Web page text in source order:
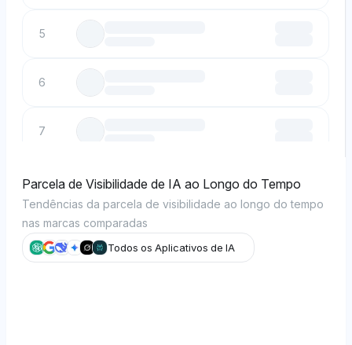
5
6
7
8
9
Parcela de Visibilidade de IA ao Longo do Tempo
Tendências da parcela de visibilidade ao longo do tempo
nas marcas comparadas
Todos os Aplicativos de IA